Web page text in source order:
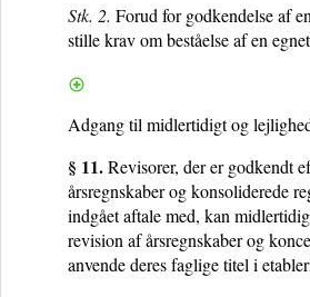
Stk. 2. Forud for godkendelse af
stille krav om beståelse af en
Adgang til midlertidigt og
§ 11.Revisorer, der er godkendt
årsregnskaber og konsoliderede
indgået aftale med, kan
revision af årsregnskaber og
anvende deres faglige titel i